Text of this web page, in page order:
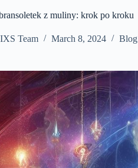
z muliny: krok po kroku
IXS Team March 8, 2024 Blog